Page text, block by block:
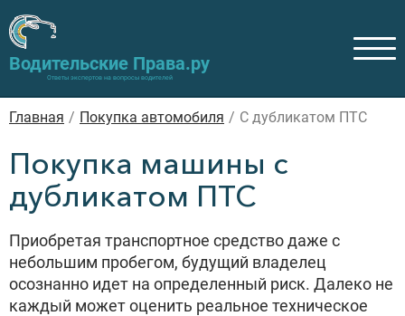
Водительские Права.ру
Ответы экспертов на вопросы водителей
Главная / Покупка автомобиля / С дубликатом ПТС
Покупка машины с
дубликатом ПТС
Приобретая транспортное средство даже с
небольшим пробегом, будущий владелец
осознанно идет на определенный риск. Далеко не
каждый может оценить реальное техническое